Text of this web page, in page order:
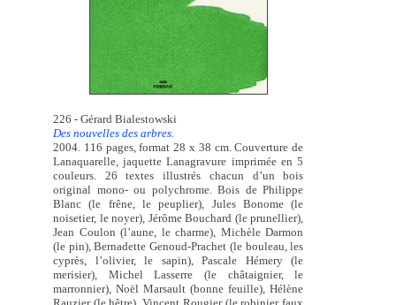
226 - Gérard Bialestowski
Des nouvelles des arbres.
2004. 116 pages, format 28 x 38 cm. Couverture de
Lanaquarelle, jaquette Lanagravure imprimée en 5
couleurs. 26 textes illustrés chacun d’un bois
original mono- ou polychrome. Bois de Philippe
Blanc (le frêne, le peuplier), Jules Bonome (le
noisetier, le noyer), Jérôme Bouchard (le prunellier),
Jean Coulon (l’aune, le charme), Michèle Darmon
(le pin), Bernadette Genoud-Prachet (le bouleau, les
cyprès, l’olivier, le sapin), Pascale Hémery (le
merisier), Michel Lasserre (le châtaignier, le
marronnier), Noël Marsault (bonne feuille), Hélène